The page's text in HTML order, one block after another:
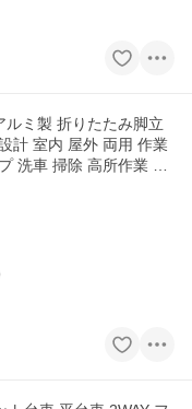
ルミ製 折りたたみ脚立
計 室内 屋外 両用 作業
洗車 掃除 高所作業 LI